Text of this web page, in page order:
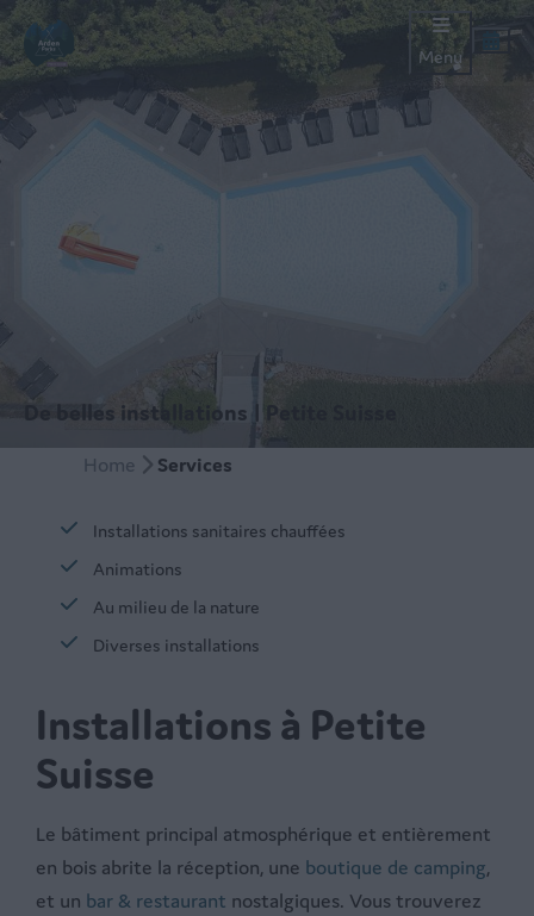
Menu
De belles installations | Petite Suisse
Home Services
Installations sanitaires chauffées
Animations
Au milieu de la nature
Diverses installations
Installations à Petite
Suisse
Le bâtiment principal atmosphérique et entièrement
en bois abrite la réception, une boutique de camping,
et un bar & restaurant nostalgiques. Vous trouverez